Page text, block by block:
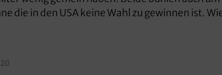
die in den USA keine Wahl zu gewinnen ist.